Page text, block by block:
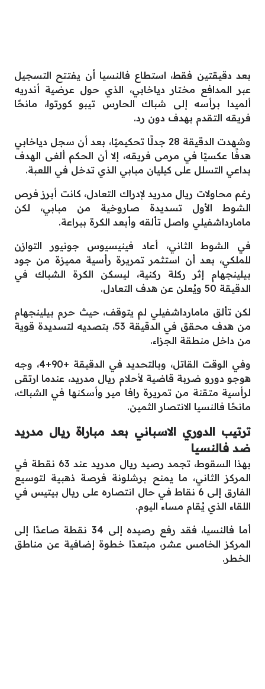
بعد دقيقتين فقط، استطاع فالنسيا أن يفتتح التسجيل
عبر المدافع مختار دياخابي، الذي حول عرضية أندريه
ألميدا برأسه إلى شباك الحارس تيبو كورتوا، مانحًا
فريقه التقدم بهدف دون رد.
وشهدت الدقيقة 28 جدلًا تحكيميًا، بعد أن سجل دياخابي
هدفًا عكسيًا في مرمى فريقه، إلا أن الحكم ألغى الهدف
بداعي التسلل على كيليان مبابي الذي تدخل في اللعبة.
رغم محاولات ريال مدريد لإدراك التعادل، كانت أبرز فرص
الشوط الأول تسديدة صاروخية من مبابي، لكن
مامارداشفيلي واصل تألقه وأبعد الكرة ببراعة.
في الشوط الثاني، أعاد فينيسيوس جونيور التوازن
للملكي، بعد أن استثمر تمريرة رأسية مميزة من جود
بيلينجهام إثر ركلة ركنية، ليسكن الكرة الشباك في
الدقيقة 50 ويُعلن عن هدف التعادل.
لكن تألق مامارداشفيلي لم يتوقف، حيث حرم بيلينجهام
من هدف محقق في الدقيقة 53، بتصديه لتسديدة قوية
من داخل منطقة الجزاء.
وفي الوقت القاتل، وبالتحديد في الدقيقة +90+4، وجه
هوجو دورو ضربة قاضية لأحلام ريال مدريد، عندما ارتقى
لرأسية متقنة من تمريرة رافا مير وأسكنها في الشباك،
مانحًا فالنسيا الانتصار الثمين.
ترتيب الدوري الاسباني بعد مباراة ريال مدريد
ضد فالنسيا
بهذا السقوط، تجمد رصيد ريال مدريد عند 63 نقطة في
المركز الثاني، ما يمنح برشلونة فرصة ذهبية لتوسيع
الفارق إلى 6 نقاط في حال انتصاره على ريال بيتيس في
اللقاء الذي يُقام مساء اليوم.
أما فالنسيا، فقد رفع رصيده إلى 34 نقطة صاعدًا إلى
المركز الخامس عشر، مبتعدًا خطوة إضافية عن مناطق
الخطر.